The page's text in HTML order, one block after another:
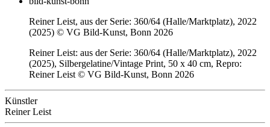
Reiner Leist, aus der Serie: 360/64 (Halle/Marktplatz), 2022
(2025) © VG Bild-Kunst, Bonn 2026
Reiner Leist: aus der Serie: 360/64 (Halle/Marktplatz), 2022
(2025), Silbergelatine/Vintage Print, 50 x 40 cm, Repro:
Reiner Leist © VG Bild-Kunst, Bonn 2026
Künstler
Reiner Leist